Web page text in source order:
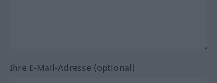
Ihre E-Mail-Adresse (optional)